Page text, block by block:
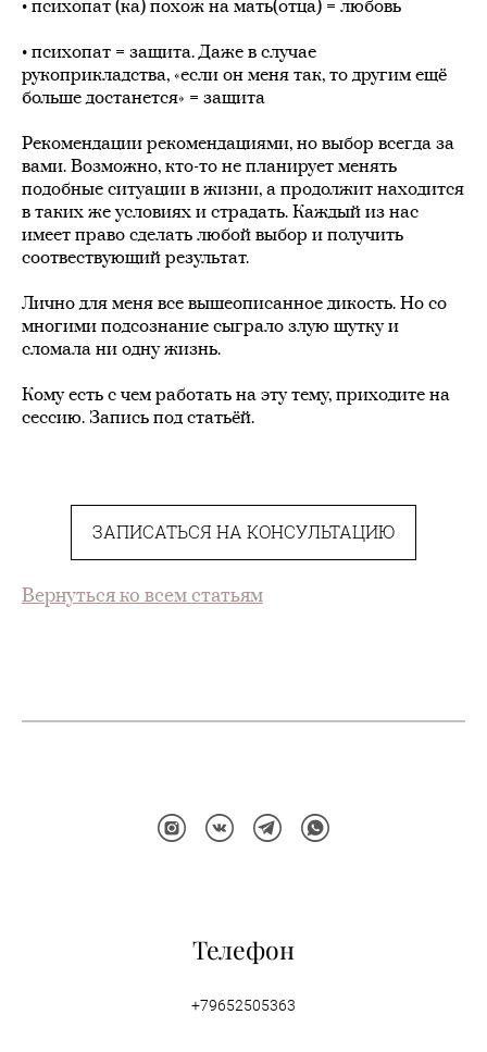
• психопат (ка) похож на мать(отца) = любовь
• психопат = защита. Даже в случае
рукоприкладства, «если он меня так, то другим ещё
больше достанется» = защита
Рекомендации рекомендациями, но выбор всегда за
вами. Возможно, кто-то не планирует менять
подобные ситуации в жизни, а продолжит находится
в таких же условиях и страдать. Каждый из нас
имеет право сделать любой выбор и получить
соотвествующий результат.
Лично для меня все вышеописанное дикость. Но со
многими подсознание сыграло злую шутку и
сломала ни одну жизнь.
Кому есть с чем работать на эту тему, приходите на
сессию. Запись под статьёй.
ЗАПИСАТЬСЯ НА КОНСУЛЬТАЦИЮ
Вернуться ко всем статьям
Телефон
+79652505363